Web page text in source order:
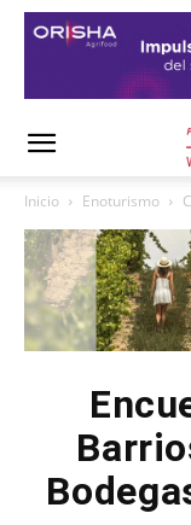
Inicio Enoturismo